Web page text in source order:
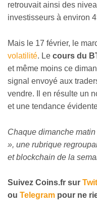
retrouvait ainsi des
investisseurs à environ
Mais le 17 février, le
volatilité. Le cours du
et même moins ce
signal envoyé aux
vendre. Il en résulte un
et une tendance
Chaque dimanche matin
», une rubrique
et blockchain de la
Suivez Coins.fr sur
ou Telegram pour ne